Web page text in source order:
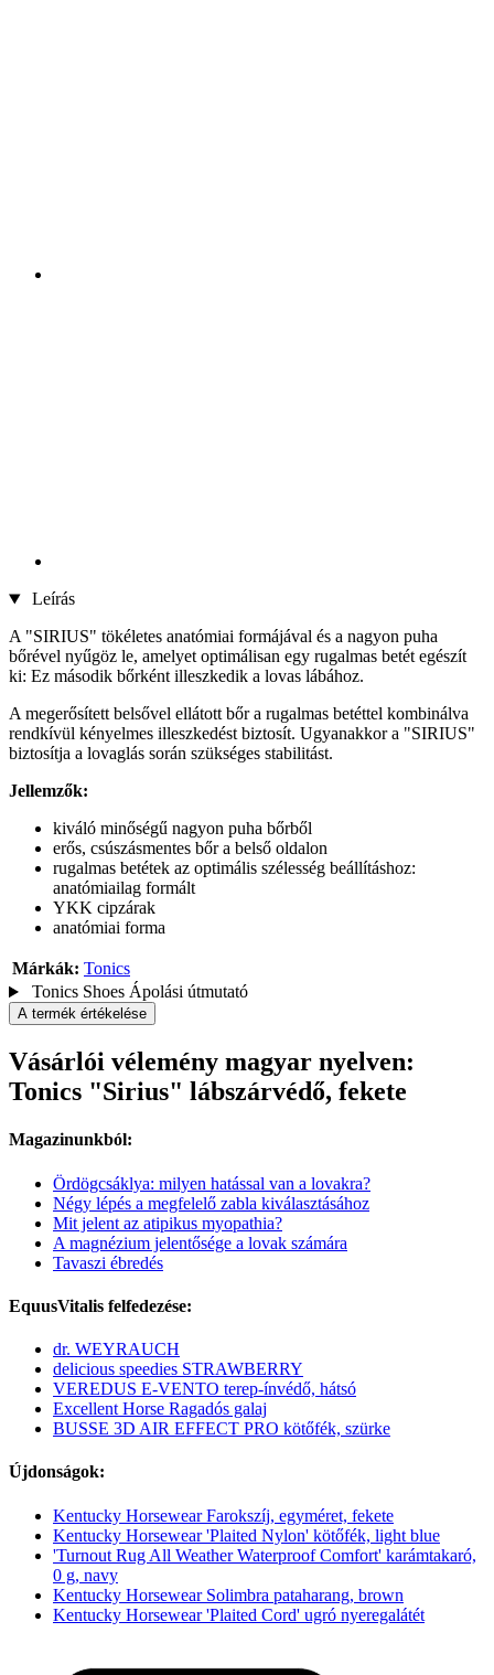
Leírás
A "SIRIUS" tökéletes anatómiai formájával és a nagyon puha
bőrével nyűgöz le, amelyet optimálisan egy rugalmas betét egészít
ki: Ez második bőrként illeszkedik a lovas lábához.
A megerősített belsővel ellátott bőr a rugalmas betéttel kombinálva
rendkívül kényelmes illeszkedést biztosít. Ugyanakkor a "SIRIUS"
biztosítja a lovaglás során szükséges stabilitást.
Jellemzők:
kiváló minőségű nagyon puha bőrből
erős, csúszásmentes bőr a belső oldalon
rugalmas betétek az optimális szélesség beállításhoz:
anatómiailag formált
YKK cipzárak
anatómiai forma
Márkák: Tonics
Tonics Shoes Ápolási útmutató
A termék értékelése
Vásárlói vélemény magyar nyelven:
Tonics "Sirius" lábszárvédő, fekete
Magazinunkból:
Ördögcsáklya: milyen hatással van a lovakra?
Négy lépés a megfelelő zabla kiválasztásához
Mit jelent az atipikus myopathia?
A magnézium jelentősége a lovak számára
Tavaszi ébredés
EquusVitalis felfedezése:
dr. WEYRAUCH
delicious speedies STRAWBERRY
VEREDUS E-VENTO terep-ínvédő, hátsó
Excellent Horse Ragadós galaj
BUSSE 3D AIR EFFECT PRO kötőfék, szürke
Újdonságok:
Kentucky Horsewear Farokszíj, egyméret, fekete
Kentucky Horsewear 'Plaited Nylon' kötőfék, light blue
'Turnout Rug All Weather Waterproof Comfort' karámtakaró,
0 g, navy
Kentucky Horsewear Solimbra pataharang, brown
Kentucky Horsewear 'Plaited Cord' ugró nyeregalátét